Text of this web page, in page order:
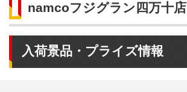
namcoフジグラン四万十店
入荷景品・プライズ情報